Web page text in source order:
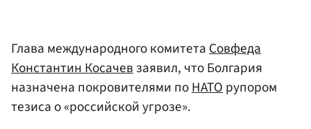
Глава международного комитетаСовфеда
Константин Косачевзаявил, что Болгария
назначена покровителями поНАТОрупором
тезиса о «российской угрозе».